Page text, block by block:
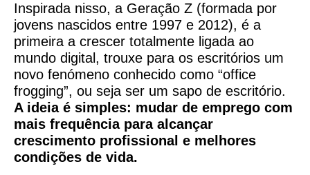
Inspirada nisso, a Geração Z (formada por
jovens nascidos entre 1997 e 2012), é a
primeira a crescer totalmente ligada ao
mundo digital, trouxe para os escritórios um
novo fenómeno conhecido como “office
frogging”, ou seja ser um sapo de escritório.
A ideia é simples: mudar de emprego com
mais frequência para alcançar
crescimento profissional e melhores
condições de vida.